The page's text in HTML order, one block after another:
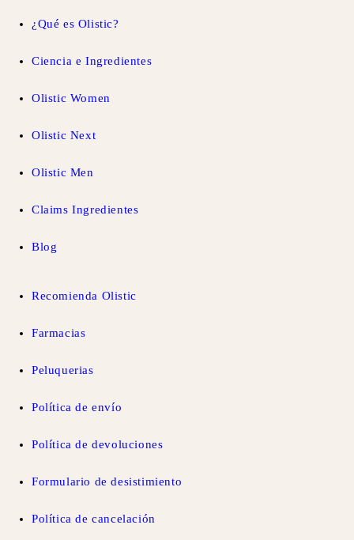
¿Qué es Olistic?
Ciencia e Ingredientes
Olistic Women
Olistic Next
Olistic Men
Claims Ingredientes
Blog
Recomienda Olistic
Farmacias
Peluquerias
Política de envío
Política de devoluciones
Formulario de desistimiento
Política de cancelación